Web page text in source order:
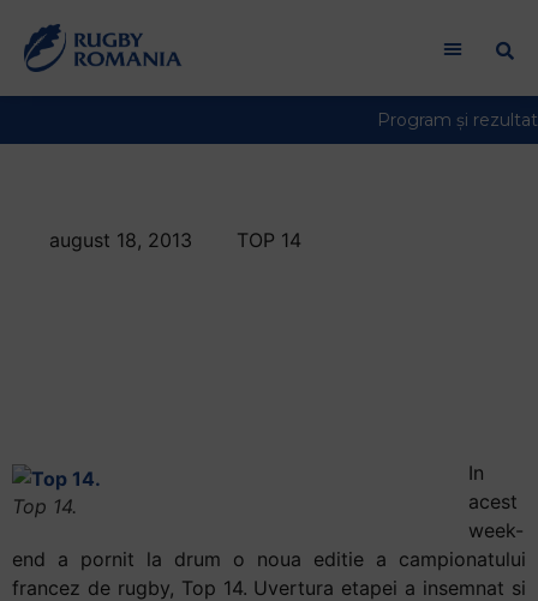
august 18, 2013 TOP 14
Top 14.
In
acest
week-
end a pornit la drum o noua editie a campionatului
francez de rugby, Top 14. Uvertura etapei a insemnat si